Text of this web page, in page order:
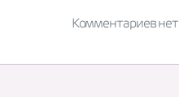
Комментариев нет